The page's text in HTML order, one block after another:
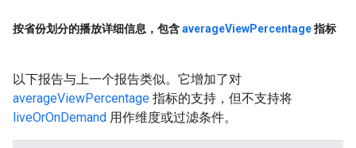
按省份划分的播放详细信息，包含averageViewPercentage指标
以下报告与上一个报告类似。它增加了对
averageViewPercentage 指标的支持，但不支持将
liveOrOnDemand 用作维度或过滤条件。